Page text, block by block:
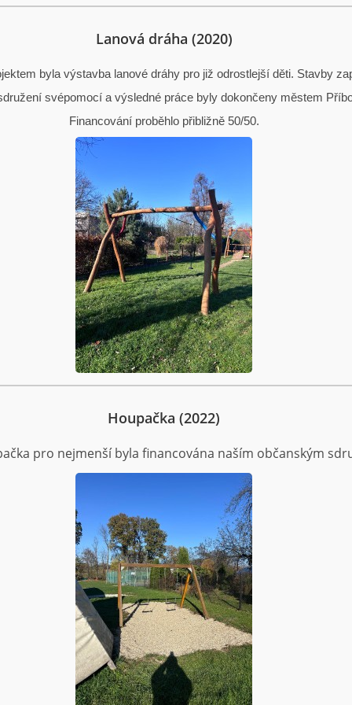
Lanová dráha (2020)
byla výstavba lanové dráhy pro již odrostlejší děti. Stavby
svépomocí a výsledné práce byly dokončeny městem
Financování proběhlo přibližně 50/50.
Houpačka (2022)
pro nejmenší byla financována naším občanským